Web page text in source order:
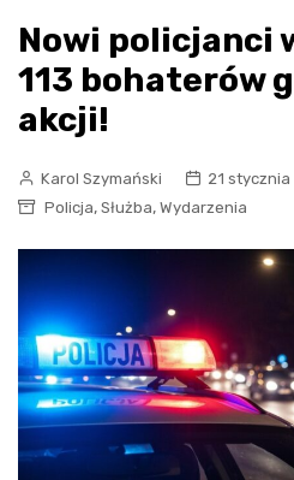
Nowi policjanci
113 bohaterów
akcji!
Karol Szymański
21
Policja, Służba, Wydarzenia